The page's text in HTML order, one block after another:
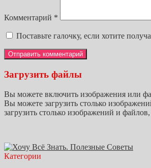
Комментарий *
Поставьте галочку, если хотите
Загрузить файлы
Вы можете включить изображения или
Вы можете загрузить столько
загрузить столько изображений и
Категории